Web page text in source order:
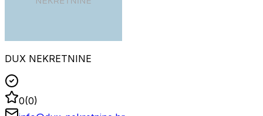
DUX NEKRETNINE
0(0)